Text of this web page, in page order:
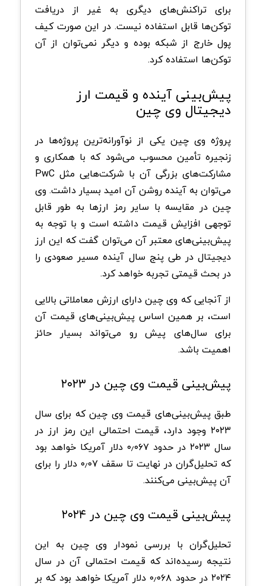
برای تراکنش‌های دیگری به غیر از دریافت
توکن‌ها قابل استفاده نیست. در این صورت کیف
پول خارج از شبکه بوده و دیگر نمی‌توان از آن
توکن‌ها استفاده کرد.
پیش‌بینی آینده و قیمت ارز
دیجیتال وی چین
پروژه وی چین یکی از نوآورانه‌ترین پروژه‌ها در
زنجیره تأمین محسوب می‌شود که با همکاری و
مشارکت‌های بزرگی آن با شرکت‌هایی مثل PwC
می‌توان به آینده روشن آن امید بسیار داشت. وی
چین در مقایسه با سایر رمز ارزها به طور قابل
توجهی افزایش قیمت داشته است و با توجه به
پیش‌بینی‌های معتبر آن می‌توان گفت که این ارز
دیجیتال در طی پنج سال آینده مسیر صعودی را
در بحث قیمتی تجربه خواهد کرد.
از آنجایی که وی چین دارای ارزش معاملاتی بالایی
است، بر همین اساس پیش‌بینی‌های قیمت آن
برای سال‌های پیش رو می‌تواند بسیار حائز
اهمیت باشد.
پیش‌بینی قیمت وی چین در ۲۰۲۳
طبق پیش‌بینی‌های قیمت وی چین که برای سال
۲۰۲۳ وجود دارد، قیمت احتمالی این رمز ارز در
سال ۲۰۲۳ در حدود ۰٫۰۶۷ دلار آمریکا خواهد بود
که تحلیل‌گران در نهایت تا سقف ۰٫۰۷ دلار را برای
آن پیش‌بینی می‌کنند.
پیش‌بینی قیمت وی چین در ۲۰۲۴
تحلیل‌گران با بررسی‌ نمودار وی چین به این
نتیجه رسیده‌اند که قیمت احتمالی آن در سال
۲۰۲۴ در حدود ۰٫۰۶۸ دلار آمریکا خواهد بود که بر